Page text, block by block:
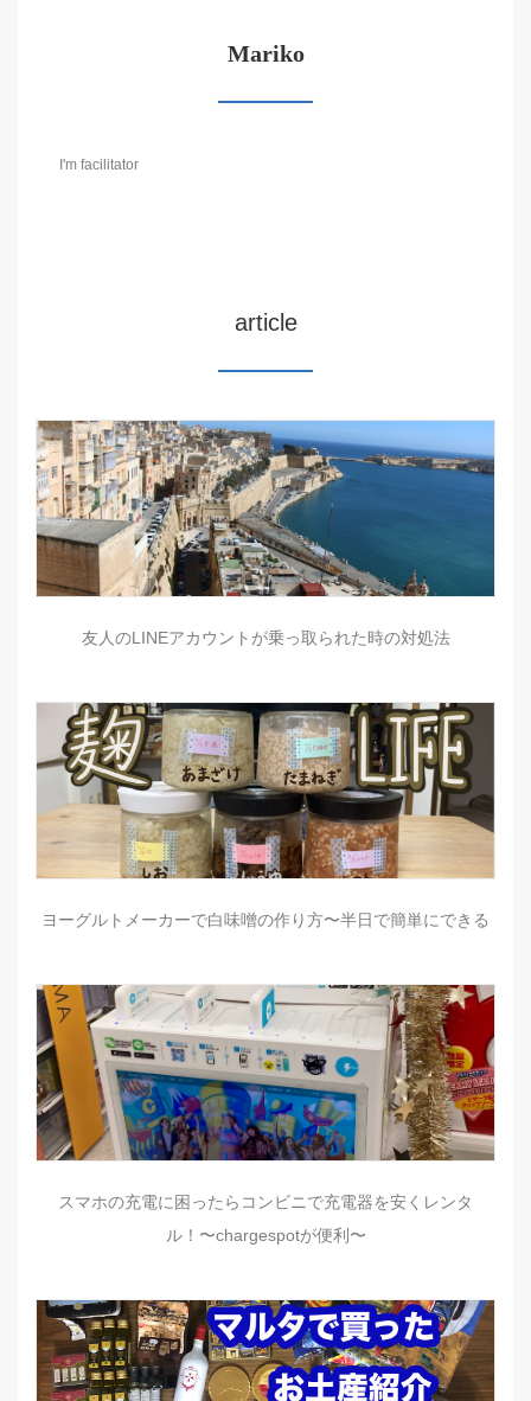
Mariko
I'm facilitator
article
友人のLINEアカウントが乗っ取られた時の対処法
ヨーグルトメーカーで白味噌の作り方〜半日で簡単にできる
スマホの充電に困ったらコンビニで充電器を安くレンタ
ル！〜chargespotが便利〜